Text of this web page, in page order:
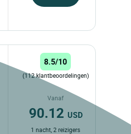
8.5/10
(112 klantbeoordelingen)
Vanaf
90.12 USD
1 nacht, 2 reizigers